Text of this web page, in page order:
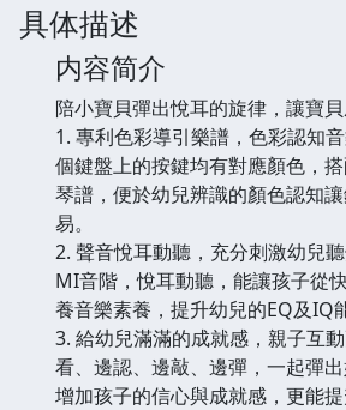
具体描述
内容简介
陪小寶貝彈出悅耳的旋律，讓寶
1. 專利色彩導引樂譜，色彩認知
個鍵盤上的按鍵均有對應顏色，
琴譜，便於幼兒辨識的顏色認知
易。
2. 聲音悅耳動聽，充分刺激幼兒
MI音階，悅耳動聽，能讓孩子從
養音樂素養，提升幼兒的EQ及IQ
3. 給幼兒滿滿的成就感，親子互
看、邊認、邊敲、邊彈，一起彈
增加孩子的信心與成就感，更能